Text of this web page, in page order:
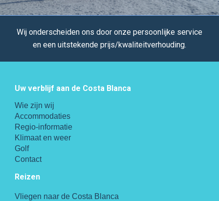
Wij onderscheiden ons door onze persoonlijke service
en een uitstekende prijs/kwaliteitverhouding.
Uw verblijf aan de Costa Blanca
Wie zijn wij
Accommodaties
Regio-informatie
Klimaat en weer
Golf
Contact
Reizen
Vliegen naar de Costa Blanca